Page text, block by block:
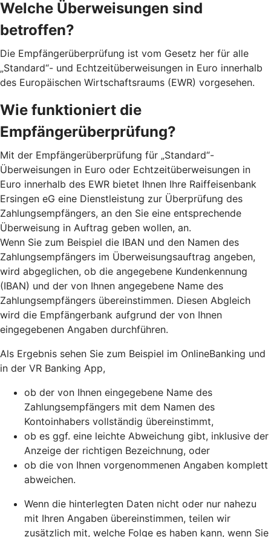
Welche Überweisungen sind
betroffen?
Die Empfängerüberprüfung ist vom Gesetz her für alle
„Standard“- und Echtzeitüberweisungen in Euro innerhalb
des Europäischen Wirtschaftsraums (EWR) vorgesehen.
Wie funktioniert die
Empfängerüberprüfung?
Mit der Empfängerüberprüfung für „Standard“-
Überweisungen in Euro oder Echtzeitüberweisungen in
Euro innerhalb des EWR bietet Ihnen Ihre Raiffeisenbank
Ersingen eG eine Dienstleistung zur Überprüfung des
Zahlungsempfängers, an den Sie eine entsprechende
Überweisung in Auftrag geben wollen, an.
Wenn Sie zum Beispiel die IBAN und den Namen des
Zahlungsempfängers im Überweisungsauftrag angeben,
wird abgeglichen, ob die angegebene Kundenkennung
(IBAN) und der von Ihnen angegebene Name des
Zahlungsempfängers übereinstimmen. Diesen Abgleich
wird die Empfängerbank aufgrund der von Ihnen
eingegebenen Angaben durchführen.
Als Ergebnis sehen Sie zum Beispiel im OnlineBanking und
in der VR Banking App,
ob der von Ihnen eingegebene Name des
Zahlungsempfängers mit dem Namen des
Kontoinhabers vollständig übereinstimmt,
ob es ggf. eine leichte Abweichung gibt, inklusive der
Anzeige der richtigen Bezeichnung, oder
ob die von Ihnen vorgenommenen Angaben komplett
abweichen.
Wenn die hinterlegten Daten nicht oder nur nahezu
mit Ihren Angaben übereinstimmen, teilen wir
zusätzlich mit, welche Folge es haben kann, wenn Sie